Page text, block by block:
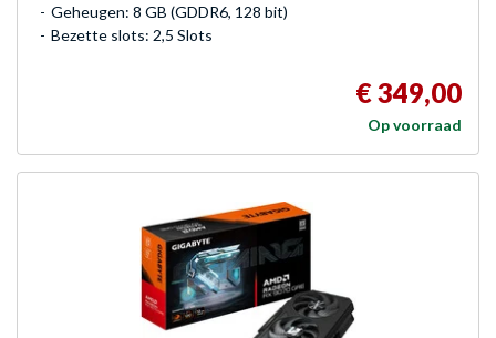
Geheugen: 8 GB (GDDR6, 128 bit)
Bezette slots: 2,5 Slots
€ 349,00
Op voorraad